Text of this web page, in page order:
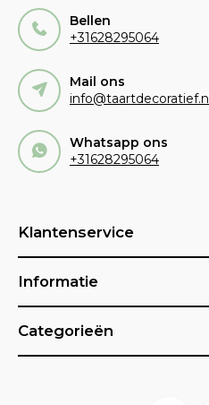
Bellen
+31628295064
Mail ons
info@taartdecoratief.nl
Whatsapp ons
+31628295064
Klantenservice
Informatie
Categorieën